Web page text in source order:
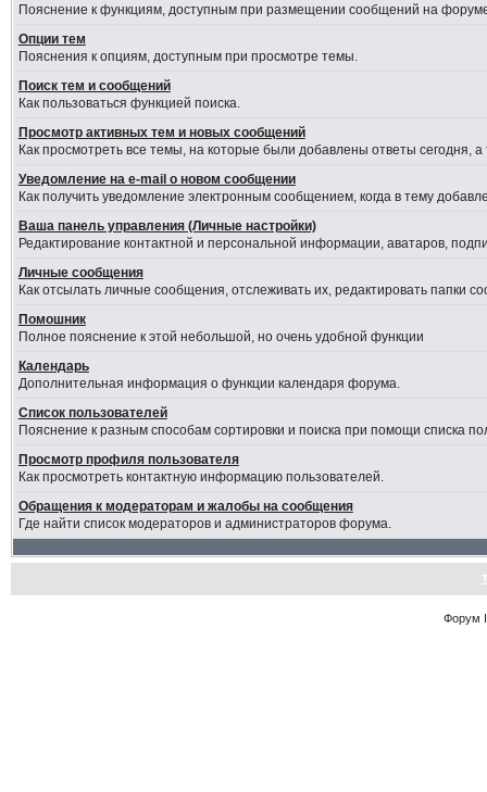
Пояснение к функциям, доступным при размещении сообщений на
Опции тем
Пояснения к опциям, доступным при просмотре темы.
Поиск тем и сообщений
Как пользоваться функцией поиска.
Просмотр активных тем и новых сообщений
Как просмотреть все темы, на которые были добавлены ответы сегодня,
Уведомление на е-mail о новом сообщении
Как получить уведомление электронным сообщением, когда в тему
Ваша панель управления (Личные настройки)
Редактирование контактной и персональной информации, аватаров,
Личные сообщения
Как отсылать личные сообщения, отслеживать их, редактировать папки
Помошник
Полное пояснение к этой небольшой, но очень удобной функции
Календарь
Дополнительная информация о функции календаря форума.
Список пользователей
Пояснение к разным способам сортировки и поиска при помощи списка
Просмотр профиля пользователя
Как просмотреть контактную информацию пользователей.
Обращения к модераторам и жалобы на сообщения
Где найти список модераторов и администраторов форума.
Форум